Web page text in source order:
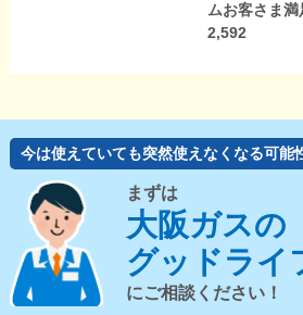
ムお客さま
2,592
今は使えていても突然使えなくなる可能
まずは
大阪ガスの
グッドライ
にご相談ください！